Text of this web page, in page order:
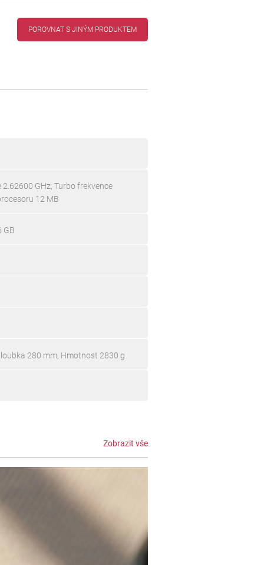
POROVNAT S JINÝM PRODUKTEM
GHz, Turbo frekvence
12 MB
GB
280 mm, Hmotnost 2830 g
Zobrazit vše